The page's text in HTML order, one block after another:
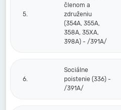
5.
členom a
združeniu
(354A, 355A,
358A, 35XA,
398A) - /391A/
6.
Sociálne
poistenie (336) -
/391A/